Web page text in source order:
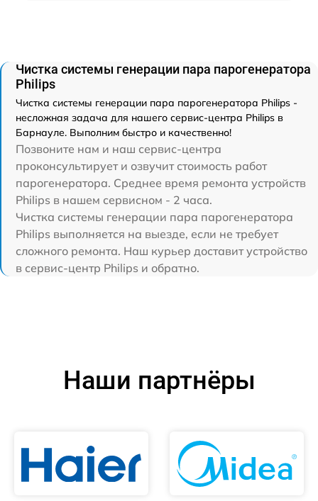
Чистка системы генерации пара парогенератора
Philips
Чистка системы генерации пара парогенератора Philips -
несложная задача для нашего сервис-центра Philips в
Барнауле. Выполним быстро и качественно!
Позвоните нам и наш сервис-центра
проконсультирует и озвучит стоимость работ
парогенератора. Среднее время ремонта устройств
Philips в нашем сервисном - 2 часа.
Чистка системы генерации пара парогенератора
Philips выполняется на выезде, если не требует
сложного ремонта. Наш курьер доставит устройство
в сервис-центр Philips и обратно.
Наши партнёры